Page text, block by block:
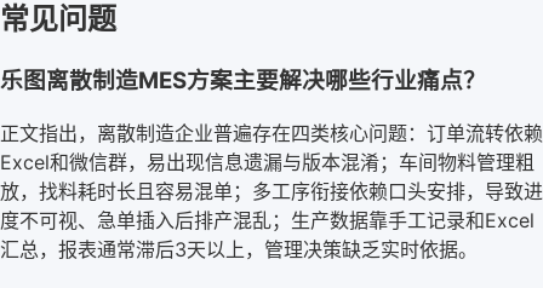
常见问题
乐图离散制造MES方案主要解决哪些行业痛点？
正文指出，离散制造企业普遍存在四类核心问题：订单流转依赖
Excel和微信群，易出现信息遗漏与版本混淆；车间物料管理粗
放，找料耗时长且容易混单；多工序衔接依赖口头安排，导致进
度不可视、急单插入后排产混乱；生产数据靠手工记录和Excel
汇总，报表通常滞后3天以上，管理决策缺乏实时依据。